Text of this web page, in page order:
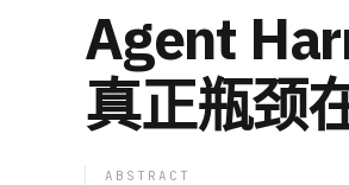
Agent
真正瓶颈
ABSTRACT